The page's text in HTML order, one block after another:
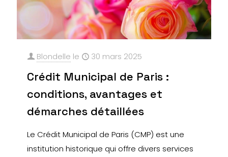
Blondelle le 30 mars 2025
Crédit Municipal de Paris :
conditions, avantages et
démarches détaillées
Le Crédit Municipal de Paris (CMP) est une
institution historique qui offre divers services